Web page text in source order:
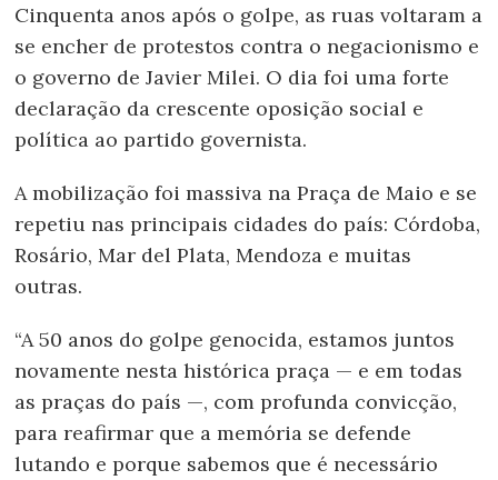
Cinquenta anos após o golpe, as ruas voltaram a
se encher de protestos contra o negacionismo e
o governo de Javier Milei. O dia foi uma forte
declaração da crescente oposição social e
política ao partido governista.
A mobilização foi massiva na Praça de Maio e se
repetiu nas principais cidades do país: Córdoba,
Rosário, Mar del Plata, Mendoza e muitas
outras.
“A 50 anos do golpe genocida, estamos juntos
novamente nesta histórica praça — e em todas
as praças do país —, com profunda convicção,
para reafirmar que a memória se defende
lutando e porque sabemos que é necessário